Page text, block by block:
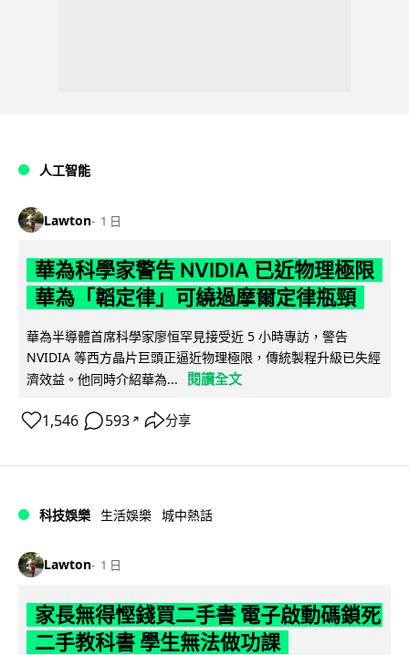
人工智能
Lawton 1 日
華為科學家警告 NVIDIA 已近物理極限
華為「韜定律」可繞過摩爾定律瓶頸
華為半導體首席科學家廖恒罕見接受近 5 小時專訪，警告
NVIDIA 等西方晶片巨頭正逼近物理極限，傳統製程升級已失經
濟效益。他同時介紹華為...
閱讀全文
1,546 593 ↗ 分享
科技娛樂 生活娛樂 城中熱話
Lawton 1 日
家長無得慳錢買二手書 電子啟動碼鎖死
二手教科書 學生無法做功課